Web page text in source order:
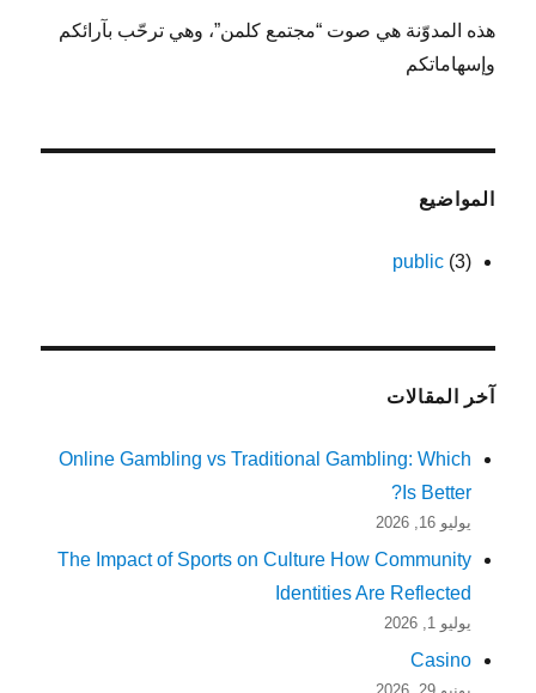
هذه المدوّنة هي صوت “مجتمع كلمن”، وهي ترحّب بآرائكم
وإسهاماتكم
المواضيع
public(3)
آخر المقالات
Online Gambling vs Traditional Gambling: Which
Is Better?
يوليو 16, 2026
The Impact of Sports on Culture How Community
Identities Are Reflected
يوليو 1, 2026
Casino